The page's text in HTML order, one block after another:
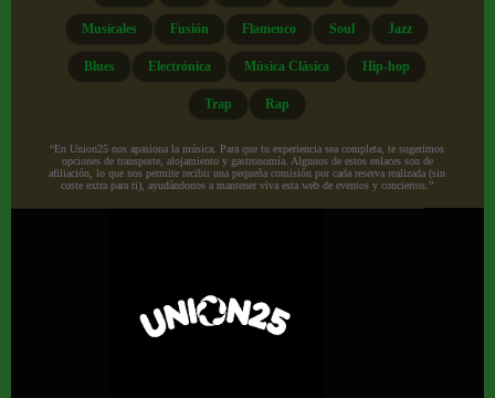
Musicales Fusión Flamenco Soul Jazz
Blues Electrónica Música Clásica Hip-hop
Trap Rap
“En Union25 nos apasiona la música. Para que tu experiencia sea completa, te sugerimos
opciones de transporte, alojamiento y gastronomía. Algunos de estos enlaces son de
afiliación, lo que nos permite recibir una pequeña comisión por cada reserva realizada (sin
coste extra para ti), ayudándonos a mantener viva esta web de eventos y conciertos.”